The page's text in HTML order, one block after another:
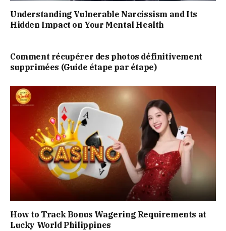
Understanding Vulnerable Narcissism and Its
Hidden Impact on Your Mental Health
Comment récupérer des photos définitivement
supprimées (Guide étape par étape)
How to Track Bonus Wagering Requirements at
Lucky World Philippines